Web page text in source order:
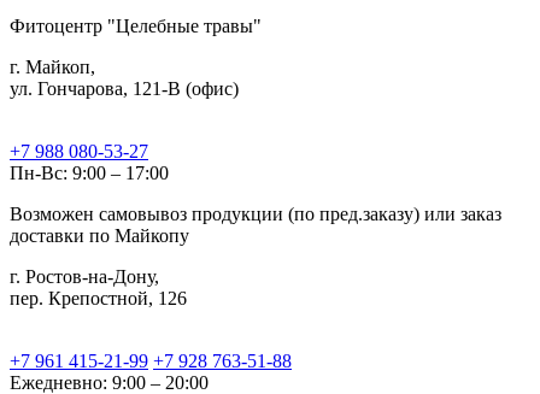
Фитоцентр "Целебные травы"
г. Майкоп,
ул. Гончарова, 121-В (офис)
+7 988 080-53-27
Пн-Вс: 9:00 – 17:00
Возможен самовывоз продукции (по пред.заказу) или заказ
доставки по Майкопу
г. Ростов-на-Дону,
пер. Крепостной, 126
+7 961 415-21-99 +7 928 763-51-88
Ежедневно: 9:00 – 20:00